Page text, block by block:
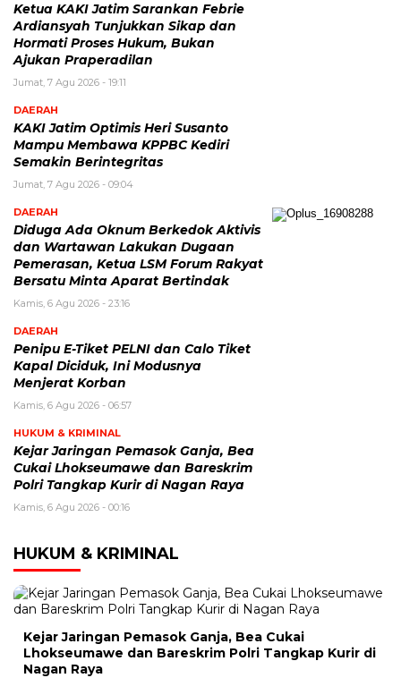
Ketua KAKI Jatim Sarankan Febrie
Ardiansyah Tunjukkan Sikap dan
Hormati Proses Hukum, Bukan
Ajukan Praperadilan
Jumat, 7 Agu 2026 - 19:11
DAERAH
KAKI Jatim Optimis Heri Susanto
Mampu Membawa KPPBC Kediri
Semakin Berintegritas
Jumat, 7 Agu 2026 - 09:04
DAERAH
Diduga Ada Oknum Berkedok Aktivis
dan Wartawan Lakukan Dugaan
Pemerasan, Ketua LSM Forum Rakyat
Bersatu Minta Aparat Bertindak
Kamis, 6 Agu 2026 - 23:16
DAERAH
Penipu E-Tiket PELNI dan Calo Tiket
Kapal Diciduk, Ini Modusnya
Menjerat Korban
Kamis, 6 Agu 2026 - 06:57
HUKUM & KRIMINAL
Kejar Jaringan Pemasok Ganja, Bea
Cukai Lhokseumawe dan Bareskrim
Polri Tangkap Kurir di Nagan Raya
Kamis, 6 Agu 2026 - 00:16
HUKUM & KRIMINAL
Kejar Jaringan Pemasok Ganja, Bea Cukai
Lhokseumawe dan Bareskrim Polri Tangkap Kurir di
Nagan Raya